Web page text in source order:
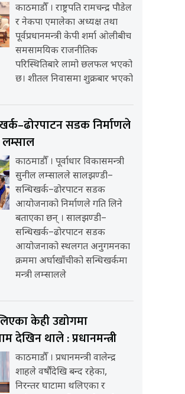
काठमाडौँ । राष्ट्रपति रामचन्द्र पौडेल
र नेकपा एमालेका अध्यक्ष तथा
पूर्वप्रधानमन्त्री केपी शर्मा ओलीबीच
समसामयिक राजनीतिक
परिस्थितिबारे लामो छलफल भएको
छ। शीतल निवासमा शुक्रबार भएको
सडक निर्माणले
लम्साल
काठमाडौँ । पूर्वाधार विकासमन्त्री
सुनील लम्सालले सालझण्डी–
सन्धिखर्क–ढोरपाटन सडक
आयोजनाको निर्माणले गति लिने
बताएका छन् । सालझण्डी–
सन्धिखर्क–ढोरपाटन सडक
आयोजनाको स्थलगत अनुगमनका
क्रममा अर्घाखाँचीको सन्धिखर्कमा
मन्त्री लम्सालले
केही उद्योगमा
देखिन थाले : प्रधानमन्त्री
काठमाडौँ । प्रधानमन्त्री वालेन्द्र
शाहले वर्षौंदेखि बन्द रहेका,
निरन्तर घाटामा थलिएका र